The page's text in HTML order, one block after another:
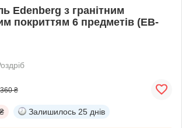
Edenberg з гранітним
покриттям 6 предметів (EB-
₴
Залишилось 25 днів